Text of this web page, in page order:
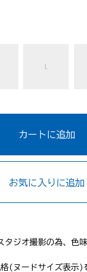
カートに追加
お気に入りに追加
ジオ撮影の為、色
格(ヌードサイズ表示